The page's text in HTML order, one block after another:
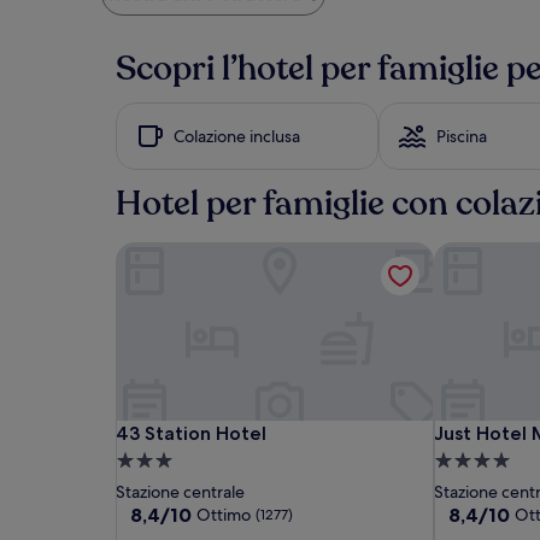
più
trovato
nelle
soggiorno
possono
cambiare.
Potrebbero
essere
previste
condizioni
Scopri l’hotel per famiglie
Colazione inclusa Piscina
Hotel per famiglie con
43
Station
Hotel
43
Station
Hotel
43 Station Hotel
43 Station Hotel
Struttura
a
3.0
Stazione centrale
8.4
8,4/10 Ottimo (1277)
Just
Hotel
Milano
Just Hotel
Just Hotel
Struttura
a
4.0
Stazione
8.4
8,4/10